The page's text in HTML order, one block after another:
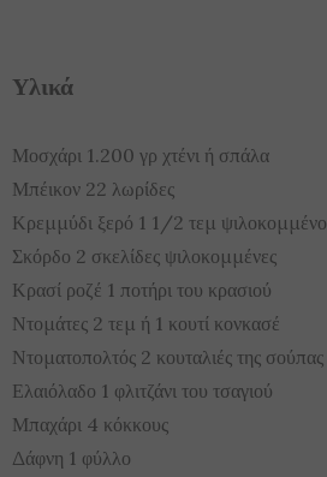
Υλικά
Μοσχάρι 1.200 γρ χτένι ή σπάλα
Μπέικον 22 λωρίδες
Κρεμμύδι ξερό 1 1/2 τεμ ψιλοκομμένο
Σκόρδο 2 σκελίδες ψιλοκομμένες
Κρασί ροζέ 1 ποτήρι του κρασιού
Ντομάτες 2 τεμ ή 1 κουτί κονκασέ
Ντοματοπολτός 2 κουταλιές της σούπας
Ελαιόλαδο 1 φλιτζάνι του τσαγιού
Μπαχάρι 4 κόκκους
Δάφνη 1 φύλλο